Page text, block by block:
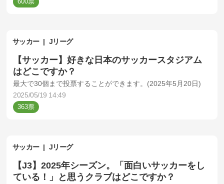
サッカー Jリーグ
【サッカー】好きな日本のサッカースタジアム
はどこですか？
最大で30個まで投票することができます。(2025年5月20日)
2025/05/19 14:49
363
サッカー Jリーグ
【J3】2025年シーズン。「面白いサッカーをし
ている！」と思うクラブはどこですか？